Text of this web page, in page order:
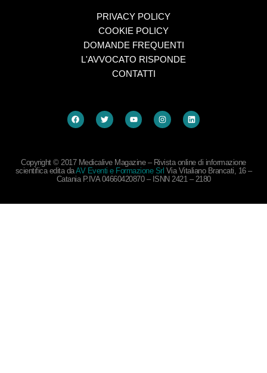
PRIVACY POLICY
COOKIE POLICY
DOMANDE FREQUENTI
L'AVVOCATO RISPONDE
CONTATTI
Copyright © 2017 Medicalive Magazine – Rivista online di informazione
scientifica edita daAV Eventi e Formazione Srl Via Vitaliano Brancati, 16 –
Catania P.IVA 04660420870 – ISNN 2421 – 2180